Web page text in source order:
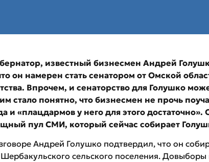
известный бизнесмен Андрей
он намерен стать сенатором от Омской
Впрочем, и сенаторство для Голушко
стало понятно, что бизнесмен не прочь
и «плацдармов у него для этого
пул СМИ, который сейчас собирает
Андрей Голушко подтвердил, что он
сельского поселения.